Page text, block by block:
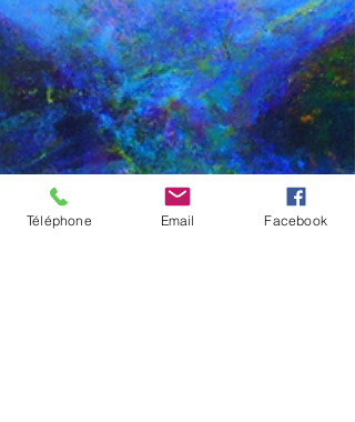
Téléphone Email Facebook